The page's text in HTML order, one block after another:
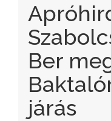
Ber
járás